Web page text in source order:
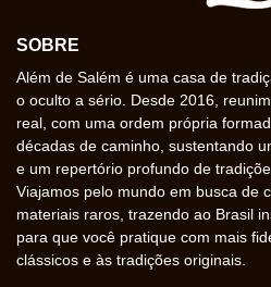
SOBRE
Além de Salém é uma casa de
o oculto a sério. Desde 2016,
real, com uma ordem própria
décadas de caminho, sustentando
e um repertório profundo de
Viajamos pelo mundo em busca de
materiais raros, trazendo ao Brasil
para que você pratique com mais
clássicos e às tradições originais.